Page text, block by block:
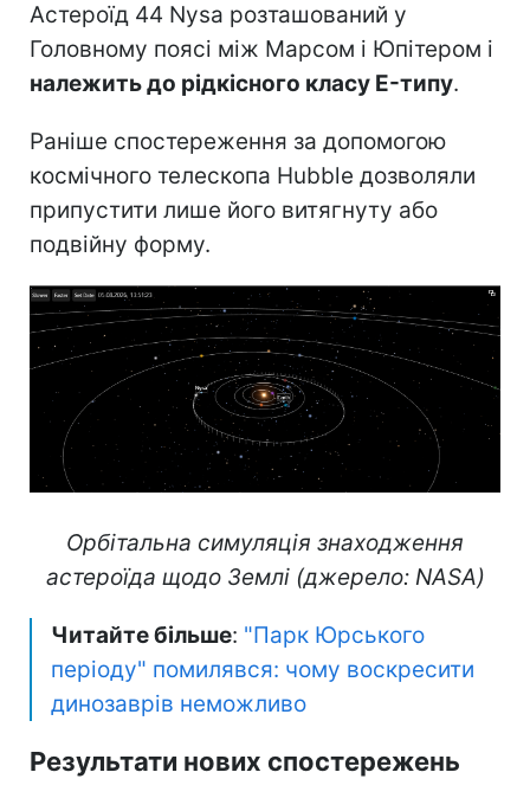
Астероїд 44 Nysa розташований у
Головному поясі між Марсом і Юпітером і
належить до рідкісного класу E-типу.
Раніше спостереження за допомогою
космічного телескопа Hubble дозволяли
припустити лише його витягнуту або
подвійну форму.
Орбітальна симуляція знаходження
астероїда щодо Землі (джерело: NASA)
Читайте більше: "Парк Юрського
періоду" помилявся: чому воскресити
динозаврів неможливо
Результати нових спостережень